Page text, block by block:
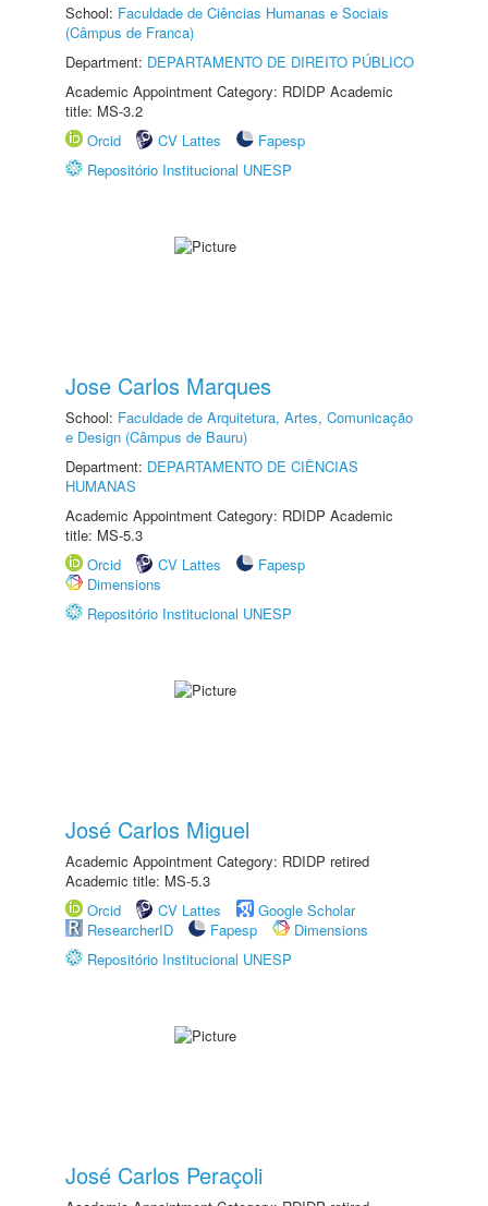
School: Faculdade de Ciências Humanas e Sociais
(Câmpus de Franca)
Department: DEPARTAMENTO DE DIREITO PÚBLICO
Academic Appointment Category: RDIDP Academic
title: MS-3.2
Orcid
CV Lattes
Fapesp
Repositório Institucional UNESP
Jose Carlos Marques
School: Faculdade de Arquitetura, Artes, Comunicação
e Design (Câmpus de Bauru)
Department: DEPARTAMENTO DE CIÊNCIAS
HUMANAS
Academic Appointment Category: RDIDP Academic
title: MS-5.3
Orcid
CV Lattes
Fapesp
Dimensions
Repositório Institucional UNESP
José Carlos Miguel
Academic Appointment Category: RDIDP retired
Academic title: MS-5.3
Orcid
CV Lattes
Google Scholar
ResearcherID
Fapesp
Dimensions
Repositório Institucional UNESP
José Carlos Peraçoli